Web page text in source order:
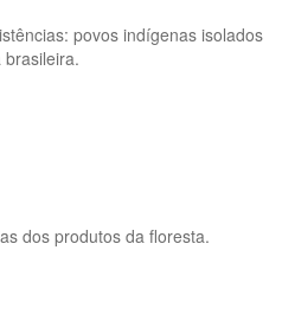
povos indígenas isolados
brasileira.
dos produtos da floresta.